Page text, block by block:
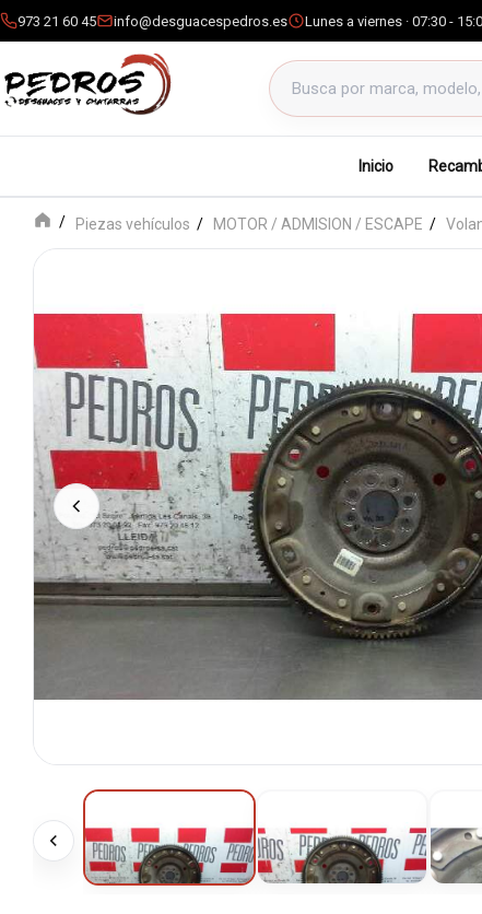
973 21 60 45 info@desguacespedros.es Lunes a viernes · 07:30 -
Buscar productos
Inicio
Piezas vehículos MOTOR / ADMISION / ESCAPE